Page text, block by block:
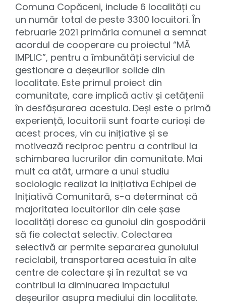
Comuna Copăceni, include 6 localități cu
un număr total de peste 3300 locuitori. În
februarie 2021 primăria comunei a semnat
acordul de cooperare cu proiectul “MĂ
IMPLIC”, pentru a îmbunătăți serviciul de
gestionare a deșeurilor solide din
localitate. Este primul proiect din
comunitate, care implică activ și cetățenii
în desfășurarea acestuia. Deși este o primă
experiență, locuitorii sunt foarte curioși de
acest proces, vin cu inițiative și se
motivează reciproc pentru a contribui la
schimbarea lucrurilor din comunitate. Mai
mult ca atât, urmare a unui studiu
sociologic realizat la inițiativa Echipei de
Inițiativă Comunitară, s-a determinat că
majoritatea locuitorilor din cele șase
localități doresc ca gunoiul din gospodării
să fie colectat selectiv. Colectarea
selectivă ar permite separarea gunoiului
reciclabil, transportarea acestuia în alte
centre de colectare și în rezultat se va
contribui la diminuarea impactului
deșeurilor asupra mediului din localitate.